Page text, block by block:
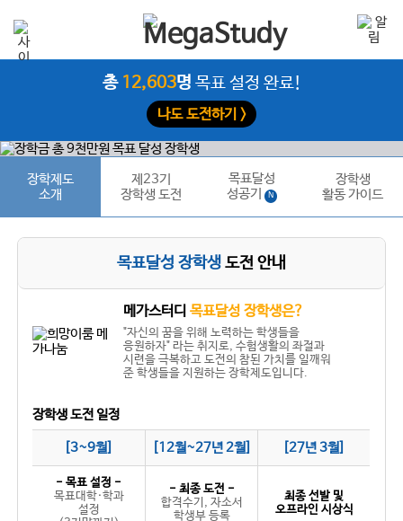
총 12,603명 목표 설정 완료!
나도 도전하기 >
장학제도
소개
제23기
장학생 도전
목표달성
성공기
N
장학생
활동 가이드
목표달성 장학생 도전 안내
메가스터디목표달성 장학생은?
"자신의 꿈을 위해 노력하는 학생들을
응원하자" 라는 취지로, 수험생활의 좌절과
시련을 극복하고 도전의 참된 가치를 일깨워
준 학생들을 지원하는 장학제도입니다.
장학생 도전 일정
[3~9월] [12월~27년 2월] [27년 3월]
- 목표 설정 -
목표대학·학과
설정
- 최종 도전 -
합격수기, 자소서
학생부 등록
최종 선발 및
오프라인 시상식